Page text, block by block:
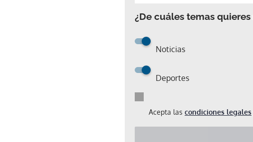
¿De cuáles temas
Noticias
Deportes
Acepta las condiciones legales